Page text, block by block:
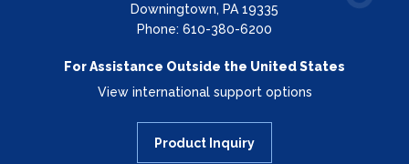
Downingtown, PA 19335
Phone: 610-380-6200
For Assistance Outside the United States
View international support options
Product Inquiry